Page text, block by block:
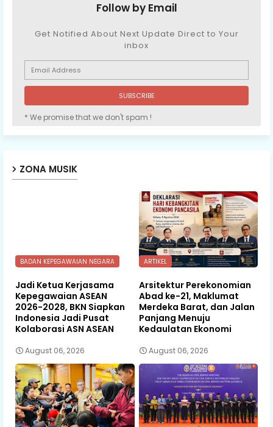
Follow by Email
Get Notified About Next Update Direct to Your
inbox
* We promise that we don't spam !
ZONA MUSIK
BADAN KEPEGAWAIAN NEGARA
Jadi Ketua Kerjasama
Kepegawaian ASEAN
2026-2028, BKN Siapkan
Indonesia Jadi Pusat
Kolaborasi ASN ASEAN
August 06, 2026
ARTIKEL
Arsitektur Perekonomian
Abad ke-21, Maklumat
Merdeka Barat, dan Jalan
Panjang Menuju
Kedaulatan Ekonomi
August 06, 2026